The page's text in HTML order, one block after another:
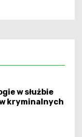
w służbie
kryminalnych